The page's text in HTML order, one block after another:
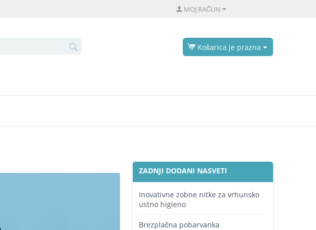
MOJ RAČUN
Košarica je prazna
ZADNJI DODANI NASVETI
Inovativne zobne nitke za vrhunsko
ustno higieno
Brezplačna pobarvanka